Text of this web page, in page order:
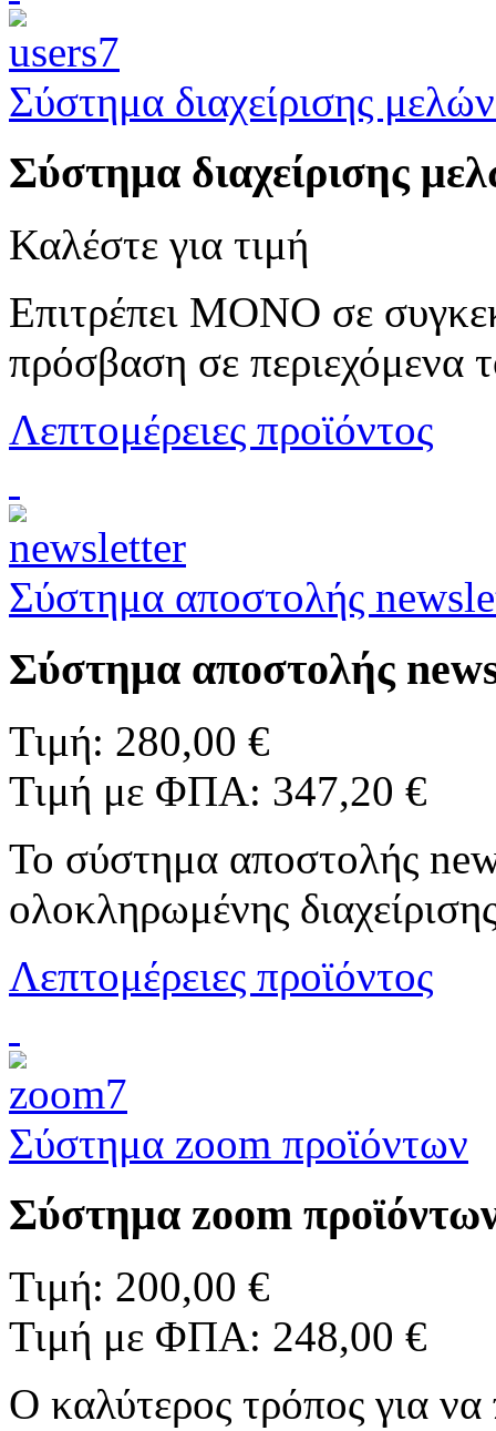
Σύστημα διαχείρισης
Σύστημα διαχείρισης
Καλέστε για τιμή
Επιτρέπει ΜΟΝΟ σε
πρόσβαση σε περιεχόμενα
Λεπτομέρειες προϊόντος
Σύστημα αποστολής
Σύστημα αποστολής
Τιμή: 280,00 €
Τιμή με ΦΠΑ: 347,20 €
Το σύστημα αποστολής
ολοκληρωμένης
Λεπτομέρειες προϊόντος
Σύστημα zoom προϊόντων
Σύστημα zoom
Τιμή: 200,00 €
Τιμή με ΦΠΑ: 248,00 €
O καλύτερος τρόπος για να